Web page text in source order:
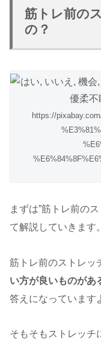
筋トレ前の
の？
https://
まずは”筋トレ前の
て解説していきます。
筋トレ前のストレッ
い方が良いものがあ
答えになっています
そもそもストレッチ